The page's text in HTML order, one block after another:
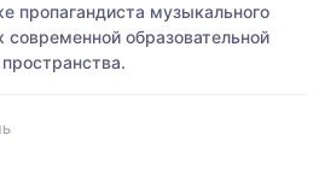
пропагандиста музыкального
современной образовательной